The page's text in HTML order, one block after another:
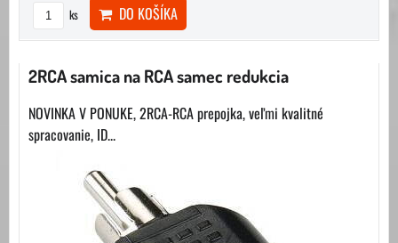
ks DO KOŠÍKA
2RCA samica na RCA samec redukcia
NOVINKA V PONUKE, 2RCA-RCA prepojka, veľmi kvalitné
spracovanie, ID...